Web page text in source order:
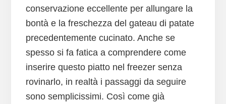
conservazione eccellente per allungare la
bontà e la freschezza del gateau di patate
precedentemente cucinato. Anche se
spesso si fa fatica a comprendere come
inserire questo piatto nel freezer senza
rovinarlo, in realtà i passaggi da seguire
sono semplicissimi. Così come già